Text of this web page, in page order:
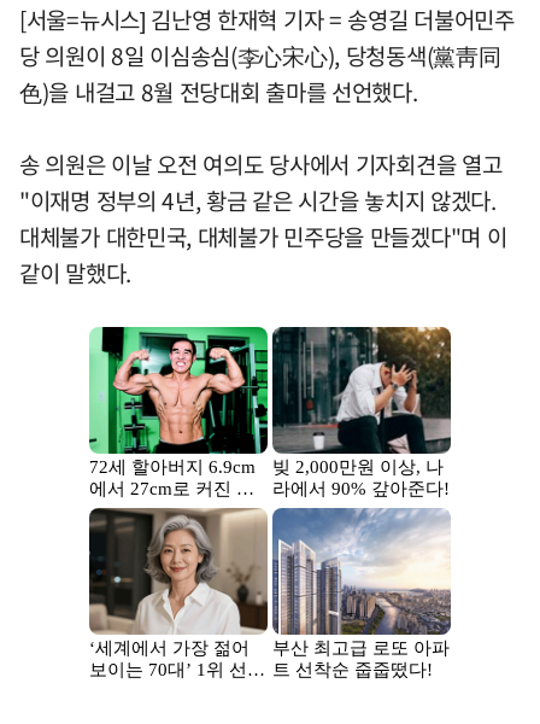
[서울=뉴시스] 김난영 한재혁 기자 = 송영길 더불어민주
당 의원이 8일 이심송심(李心宋心), 당청동색(黨靑同
色)을 내걸고 8월 전당대회 출마를 선언했다.
송 의원은 이날 오전 여의도 당사에서 기자회견을 열고
"이재명 정부의 4년, 황금 같은 시간을 놓치지 않겠다.
대체불가 대한민국, 대체불가 민주당을 만들겠다"며 이
같이 말했다.